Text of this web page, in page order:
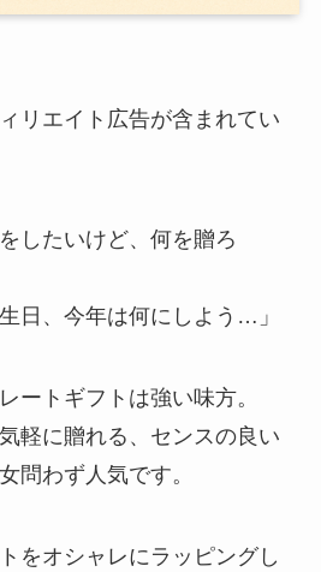
リエイト広告が含まれてい
したいけど、何を贈ろ
日、今年は何にしよう…」
ートギフトは強い味方。
軽に贈れる、センスの良い
問わず人気です。
をオシャレにラッピングし